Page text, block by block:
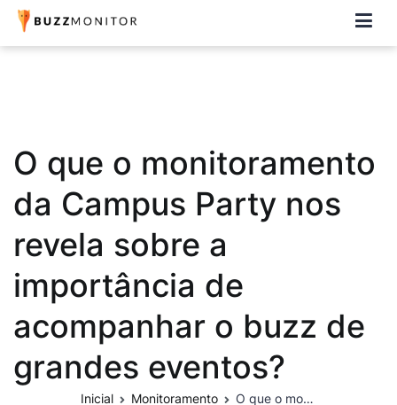
Buzzmonitor
A plataforma mais completa e flexível para social media e CRM
O que o monitoramento
da Campus Party nos
revela sobre a
importância de
acompanhar o buzz de
grandes eventos?
Inicial Monitoramento O que o monitoramento da Campus Party nos revela sobre a importância de acompanhar o buzz de grandes eventos?